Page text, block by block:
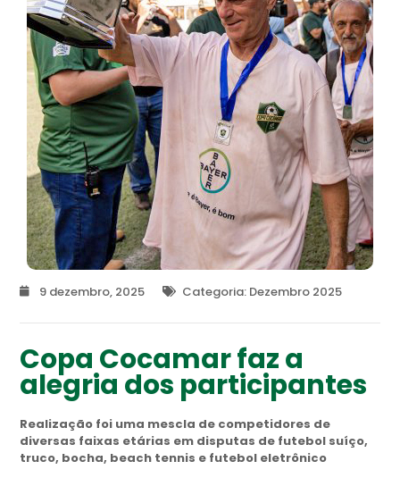
9 dezembro, 2025 Categoria: Dezembro 2025
Copa Cocamar faz a
alegria dos participantes
Realização foi uma mescla de competidores de
diversas faixas etárias em disputas de futebol suíço,
truco, bocha, beach tennis e futebol eletrônico